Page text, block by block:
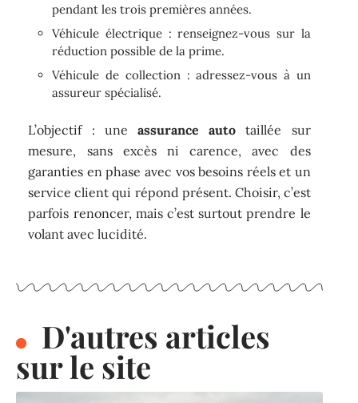
pendant les trois premières années.
Véhicule électrique : renseignez-vous sur la
réduction possible de la prime.
Véhicule de collection : adressez-vous à un
assureur spécialisé.
L’objectif : une assurance auto taillée sur
mesure, sans excès ni carence, avec des
garanties en phase avec vos besoins réels et un
service client qui répond présent. Choisir, c’est
parfois renoncer, mais c’est surtout prendre le
volant avec lucidité.
D'autres articles
sur le site